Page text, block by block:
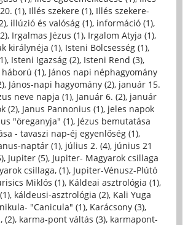
(1), Illés szekere (1), Illés szekere-
, illúzió és valóság (1), információ (1),
, Irgalmas Jézus (1), Irgalom Atyja (1),
királynéja (1), Isteni Bölcsesség (1),
, Isteni Igazság (2), Isteni Rend (3),
(1), János napi néphagyomány
, János-napi hagyomány (2), január 15.
neve napja (1), Január 6. (2), január
(2), Janus Pannonius (1), jeles napok
"öreganyja" (1), Jézus bemutatása
- tavaszi nap-éj egyenlőség (1),
naptár (1), július 2. (4), június 21
, Jupiter (5), Jupiter- Magyarok csillaga
csillaga, (1), Jupiter-Vénusz-Plútó
Miklós (1), Káldeai asztrológia (1),
, káldeusi-asztrológia (2), Kali Yuga
"Canicula" (1), Karácsony (3),
(2), karma-pont váltás (3), karmapont-